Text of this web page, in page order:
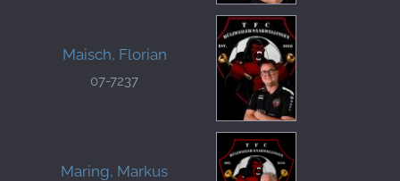
Maisch, Florian
07-7237
Maring, Markus